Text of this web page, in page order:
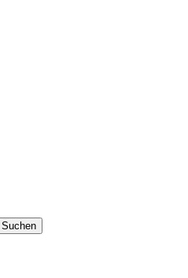
Suchen